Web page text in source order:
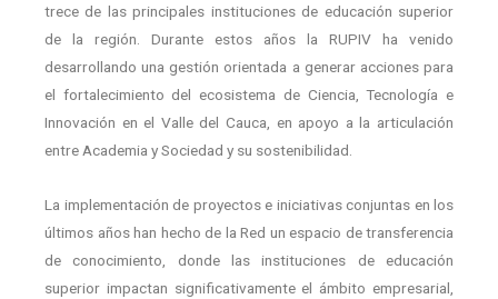
trece de las principales instituciones de educación superior
de la región. Durante estos años la RUPIV ha venido
desarrollando una gestión orientada a generar acciones para
el fortalecimiento del ecosistema de Ciencia, Tecnología e
Innovación en el Valle del Cauca, en apoyo a la articulación
entre Academia y Sociedad y su sostenibilidad.
La implementación de proyectos e iniciativas conjuntas en los
últimos años han hecho de la Red un espacio de transferencia
de conocimiento, donde las instituciones de educación
superior impactan significativamente el ámbito empresarial,